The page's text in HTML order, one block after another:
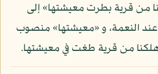
من قرية بطرت معيشتها» إلى
عند النعمة، و «معيشتها» منصوب
من قرية طغت في معيشتها.